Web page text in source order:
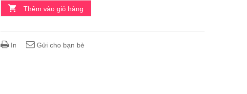
Thêm vào giỏ hàng
In Gửi cho bạn bè